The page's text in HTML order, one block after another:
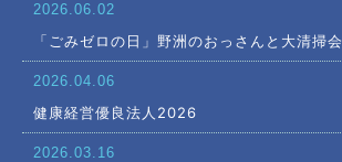
2026.06.02
「ごみゼロの日」野洲のおっさんと大清掃会
2026.04.06
健康経営優良法人2026
2026.03.16